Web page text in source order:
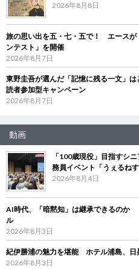
2026年8月8日
旅の思い出を五・七・五で！ エースが
ンテスト」を開催
2026年8月7日
東野圭吾が選んだ「記憶に残る一文」
読者参加型キャンペーン
2026年8月7日
動画
「100歳現役」目指すシ
務員イベント「うぇるねす
2026年8月4日
AI時代、「暗黙知」は継承できるのか
ル
2026年8月3日
紀伊勝浦の魅力を堪能 ホテル浦島、日
2026年8月3日